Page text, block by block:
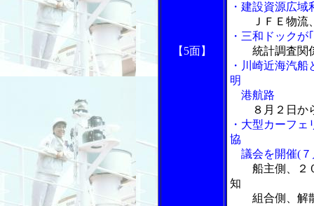
【5面】
・建設資源広
ＪＦＥ物
・三和ドック
統計調査関
・川崎近海汽
明
港航路
８月２日か
・大型カーフ
協
議会を開催(７
船主側、２
知
組合側、解散